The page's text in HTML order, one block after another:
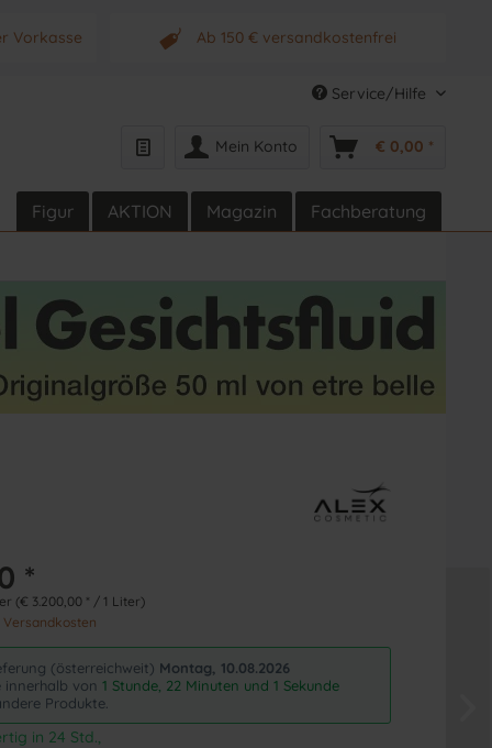
Vorkasse Ab 150 € versandkostenfrei
Originalprodukt vom Hersteller
Service/Hilfe
Mein Konto € 0,00 *
Figur AKTION Magazin Fachberatung
*
(€ 3.200,00 * / 1 Liter)
Versandkosten
(österreichweit) Montag, 10.08.2026
innerhalb von1 Stunde, 22 Minuten und 0 Sekunden
Produkte.
in 24 Std.,